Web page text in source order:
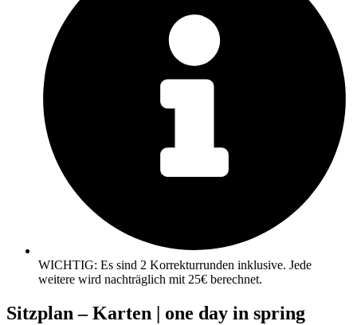
WICHTIG: Es sind 2 Korrekturrunden inklusive. Jede
weitere wird nachträglich mit 25€ berechnet.
Sitzplan – Karten | one day in spring